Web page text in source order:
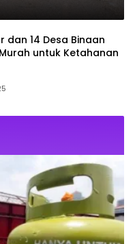
dan 14 Desa Binaan
untuk Ketahanan